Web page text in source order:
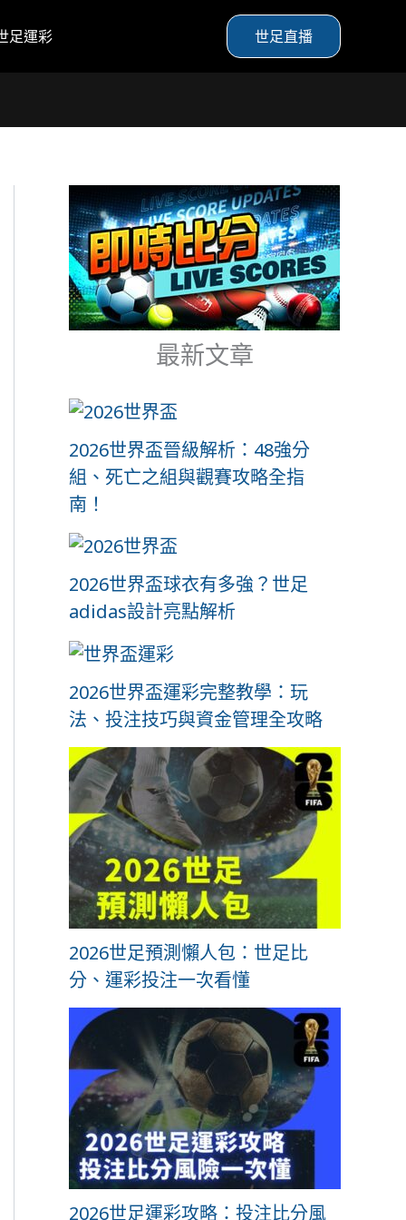
足運彩 世足直播
最新文章
2026世界盃晉級解析：48強分
組、死亡之組與觀賽攻略全指
南！
2026世界盃球衣有多強？世足
adidas設計亮點解析
2026世界盃運彩完整教學：玩
法、投注技巧與資金管理全攻略
2026世足預測懶人包：世足比
分、運彩投注一次看懂
2026世足運彩攻略：投注比分風